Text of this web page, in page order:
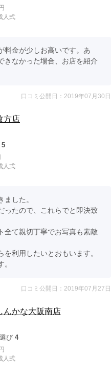
人式
料金が少しお高いです。あ
きなかった場合、お店を紹介
口コミ公開日：2019年07月30日
方店
5
人式
した。
ったので、これらでと即決致
全て親切丁寧でお写真も素敵
利用したいとおもいます。
口コミ公開日：2019年07月27日
んかな大阪南店
び 4
人式